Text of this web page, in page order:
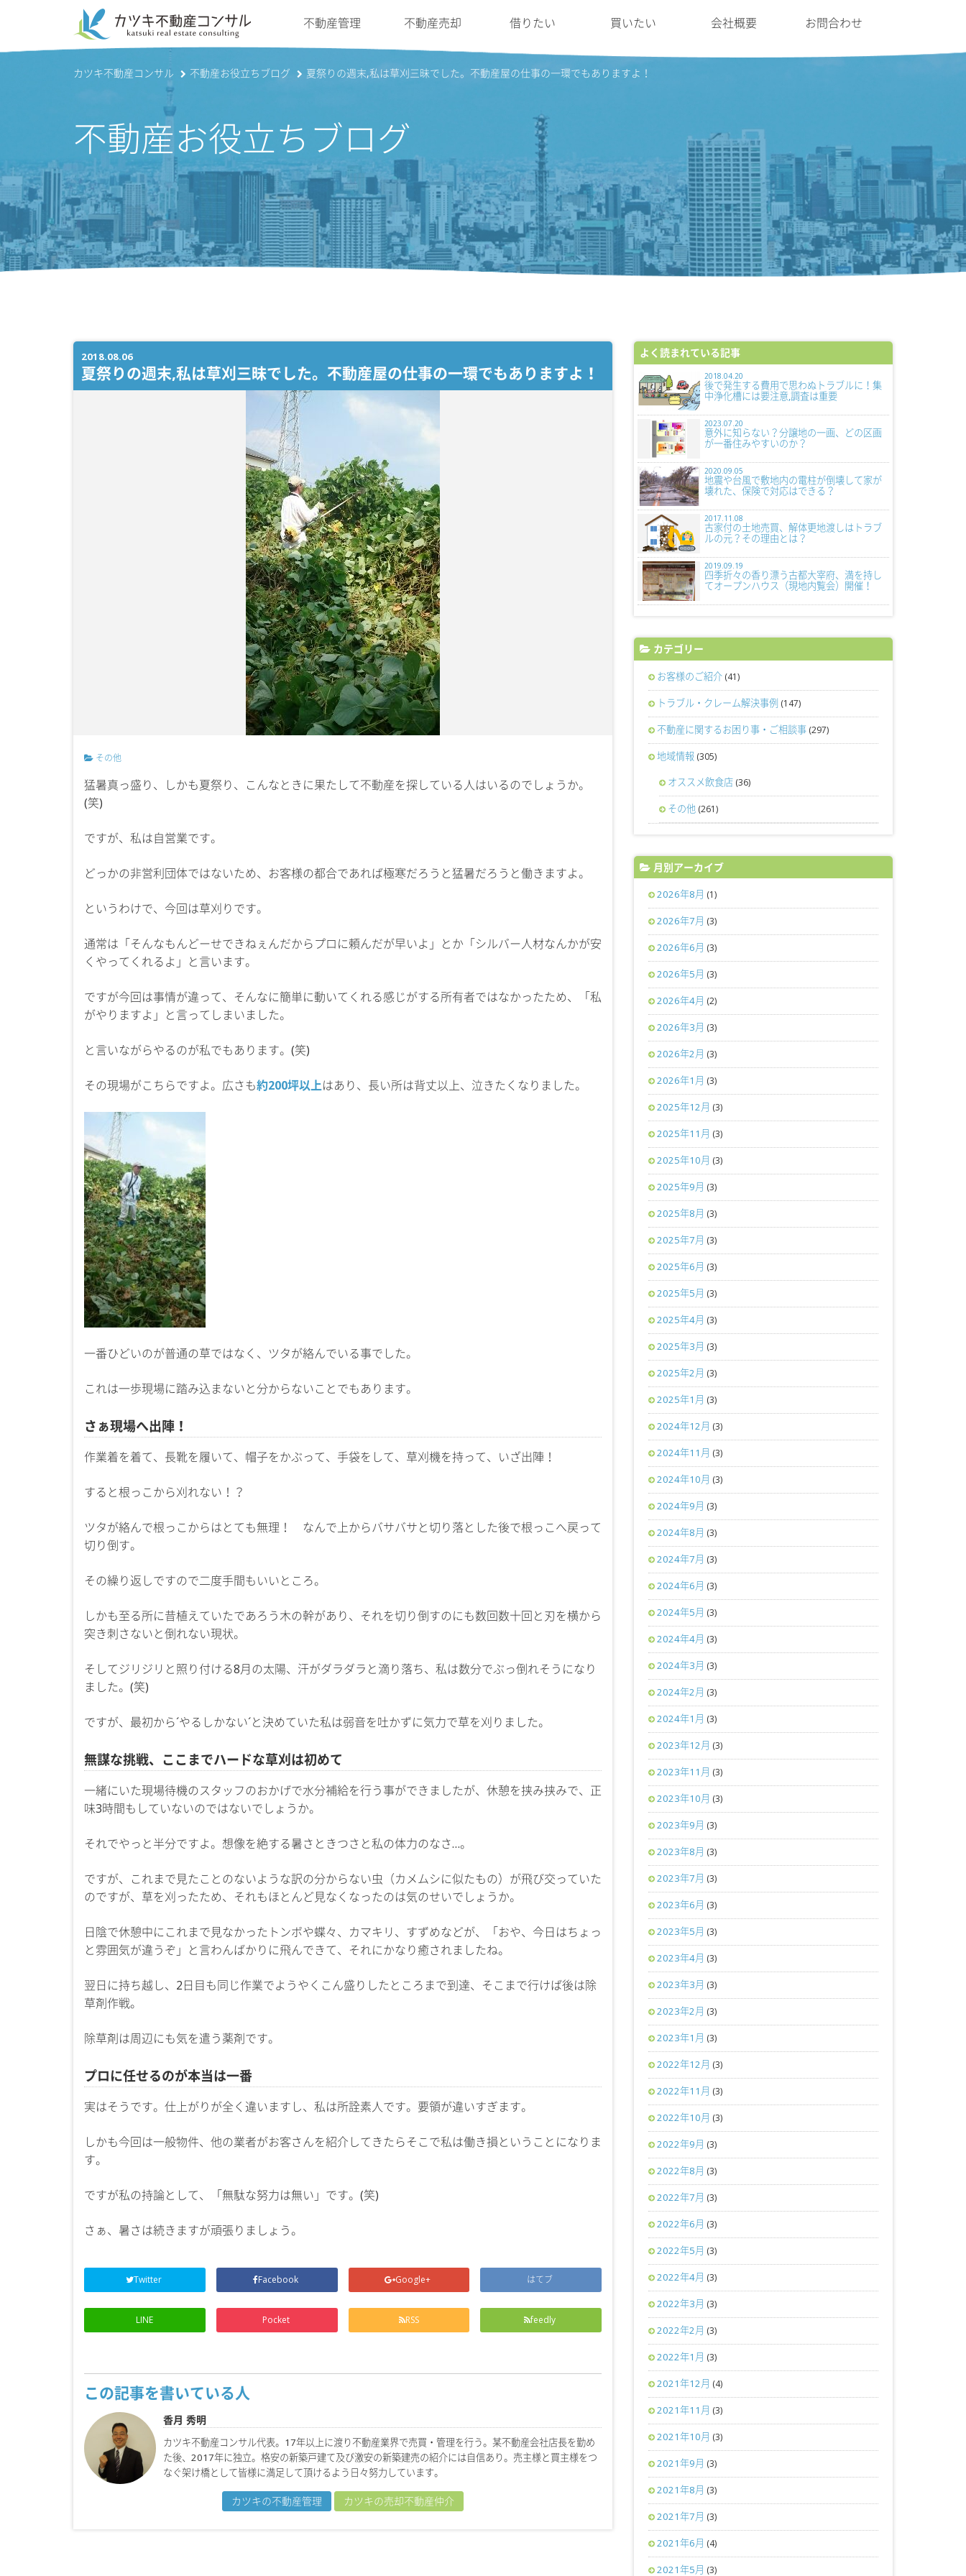
不動産管理 不動産売却 借りたい 買いたい 会社概要 お問合わせ
カツキ不動産コンサル 不動産お役立ちブログ 夏祭りの週末,私は草刈三昧でした。不動産屋の仕事の一環でもありますよ！
不動産お役立ちブログ
2018.08.06
夏祭りの週末,私は草刈三昧でした。不動産屋の仕事の一環でもありますよ！
その他
猛暑真っ盛り、しかも夏祭り、こんなときに果たして不動産を探している人はいるのでしょうか。
(笑)
ですが、私は自営業です。
どっかの非営利団体ではないため、お客様の都合であれば極寒だろうと猛暑だろうと働きますよ。
というわけで、今回は草刈りです。
通常は「そんなもんどーせできねぇんだからプロに頼んだが早いよ」とか「シルバー人材なんかが安
くやってくれるよ」と言います。
ですが今回は事情が違って、そんなに簡単に動いてくれる感じがする所有者ではなかったため、「私
がやりますよ」と言ってしまいました。
と言いながらやるのが私でもあります。(笑)
その現場がこちらですよ。広さも約200坪以上はあり、長い所は背丈以上、泣きたくなりました。
一番ひどいのが普通の草ではなく、ツタが絡んでいる事でした。
これは一歩現場に踏み込まないと分からないことでもあります。
さぁ現場へ出陣！
作業着を着て、長靴を履いて、帽子をかぶって、手袋をして、草刈機を持って、いざ出陣！
すると根っこから刈れない！？
ツタが絡んで根っこからはとても無理！ なんで上からバサバサと切り落とした後で根っこへ戻って
切り倒す。
その繰り返しですので二度手間もいいところ。
しかも至る所に昔植えていたであろう木の幹があり、それを切り倒すのにも数回数十回と刃を横から
突き刺さないと倒れない現状。
そしてジリジリと照り付ける8月の太陽、汗がダラダラと滴り落ち、私は数分でぶっ倒れそうになり
ました。(笑)
ですが、最初から´やるしかない´と決めていた私は弱音を吐かずに気力で草を刈りました。
無謀な挑戦、ここまでハードな草刈は初めて
一緒にいた現場待機のスタッフのおかげで水分補給を行う事ができましたが、休憩を挟み挟みで、正
味3時間もしていないのではないでしょうか。
それでやっと半分ですよ。想像を絶する暑さときつさと私の体力のなさ…。
ですが、これまで見たことのないような訳の分からない虫（カメムシに似たもの）が飛び交っていた
のですが、草を刈ったため、それもほとんど見なくなったのは気のせいでしょうか。
日陰で休憩中にこれまで見なかったトンボや蝶々、カマキリ、すずめなどが、「おや、今日はちょっ
と雰囲気が違うぞ」と言わんばかりに飛んできて、それにかなり癒されましたね。
翌日に持ち越し、2日目も同じ作業でようやくこん盛りしたところまで到達、そこまで行けば後は除
草剤作戦。
除草剤は周辺にも気を遣う薬剤です。
プロに任せるのが本当は一番
実はそうです。仕上がりが全く違いますし、私は所詮素人です。要領が違いすぎます。
しかも今回は一般物件、他の業者がお客さんを紹介してきたらそこで私は働き損ということになりま
す。
ですが私の持論として、「無駄な努力は無い」です。(笑)
さぁ、暑さは続きますが頑張りましょう。
Twitter Facebook Google+ はてブ
LINE Pocket RSS feedly
この記事を書いている人
香月 秀明
カツキ不動産コンサル代表。17年以上に渡り不動産業界で売買・管理を行う。某不動産会社店長を勤め
た後、2017年に独立。格安の新築戸建て及び激安の新築建売の紹介には自信あり。売主様と買主様をつ
なぐ架け橋として皆様に満足して頂けるよう日々努力しています。
カツキの不動産管理 カツキの売却不動産仲介
よく読まれている記事
2018.04.20
後で発生する費用で思わぬトラブルに！集
中浄化槽には要注意,調査は重要
2023.07.20
意外に知らない？分譲地の一画、どの区画
が一番住みやすいのか？
2020.09.05
地震や台風で敷地内の電柱が倒壊して家が
壊れた、保険で対応はできる？
2017.11.08
古家付の土地売買、解体更地渡しはトラブ
ルの元？その理由とは？
2019.09.19
四季折々の香り漂う古都大宰府、満を持し
てオープンハウス（現地内覧会）開催！
カテゴリー
お客様のご紹介 (41)
トラブル・クレーム解決事例 (147)
不動産に関するお困り事・ご相談事 (297)
地域情報 (305)
オススメ飲食店 (36)
その他 (261)
月別アーカイブ
2026年8月 (1)
2026年7月 (3)
2026年6月 (3)
2026年5月 (3)
2026年4月 (2)
2026年3月 (3)
2026年2月 (3)
2026年1月 (3)
2025年12月 (3)
2025年11月 (3)
2025年10月 (3)
2025年9月 (3)
2025年8月 (3)
2025年7月 (3)
2025年6月 (3)
2025年5月 (3)
2025年4月 (3)
2025年3月 (3)
2025年2月 (3)
2025年1月 (3)
2024年12月 (3)
2024年11月 (3)
2024年10月 (3)
2024年9月 (3)
2024年8月 (3)
2024年7月 (3)
2024年6月 (3)
2024年5月 (3)
2024年4月 (3)
2024年3月 (3)
2024年2月 (3)
2024年1月 (3)
2023年12月 (3)
2023年11月 (3)
2023年10月 (3)
2023年9月 (3)
2023年8月 (3)
2023年7月 (3)
2023年6月 (3)
2023年5月 (3)
2023年4月 (3)
2023年3月 (3)
2023年2月 (3)
2023年1月 (3)
2022年12月 (3)
2022年11月 (3)
2022年10月 (3)
2022年9月 (3)
2022年8月 (3)
2022年7月 (3)
2022年6月 (3)
2022年5月 (3)
2022年4月 (3)
2022年3月 (3)
2022年2月 (3)
2022年1月 (3)
2021年12月 (4)
2021年11月 (3)
2021年10月 (3)
2021年9月 (3)
2021年8月 (3)
2021年7月 (3)
2021年6月 (4)
2021年5月 (3)